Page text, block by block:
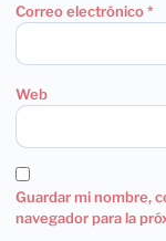
Correo electrónico*
Web
Guardar mi nombre,
navegador para la